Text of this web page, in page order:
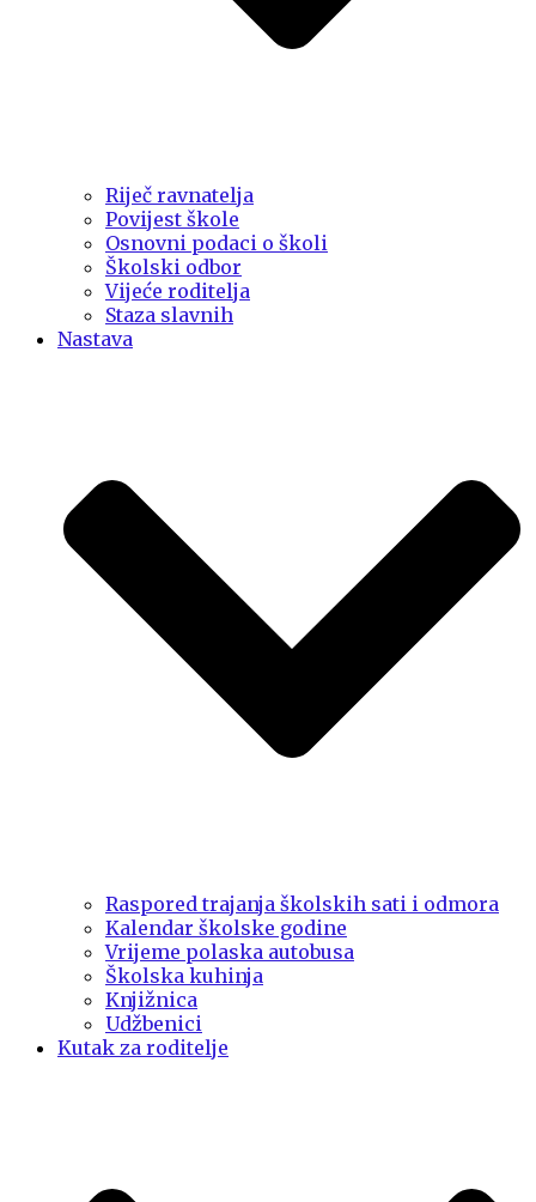
Riječ ravnatelja
Povijest škole
Osnovni podaci o školi
Školski odbor
Vijeće roditelja
Staza slavnih
Nastava
Raspored trajanja školskih sati i odmora
Kalendar školske godine
Vrijeme polaska autobusa
Školska kuhinja
Knjižnica
Udžbenici
Kutak za roditelje